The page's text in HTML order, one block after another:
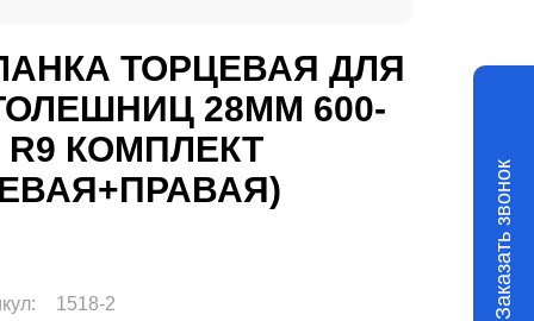
ТОРЦЕВАЯ ДЛЯ
28ММ 600-
R9 КОМПЛЕКТ
1518-2 Заказать звонок